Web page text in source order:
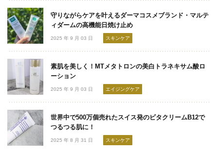
守りながらケアを叶えるダーマコスメブランド・マルテ
ィダームの高機能日焼け止め
2025 年 9 月 03 日 スキンケア
素肌を美しく！MTメタトロンの美白トラネキサム酸ロ
ーション
2025 年 9 月 03 日 エイジングケア
世界中で500万個売れたスイス発のビタクリームB12で
つるつる肌に！
2025 年 8 月 31 日 スキンケア